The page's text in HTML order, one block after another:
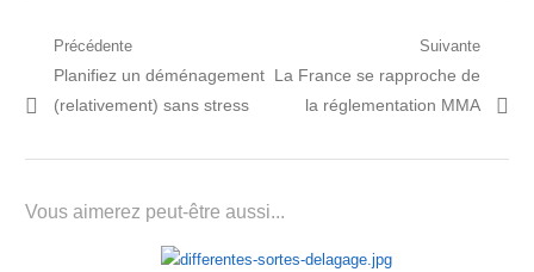
Navigation
de
Précédente
Post
précédent:
Planifiez un déménagement
(relativement) sans stress
Suivante
Prochain
article:
La France se rapproche de
la réglementation MMA
Vous aimerez peut-être aussi...